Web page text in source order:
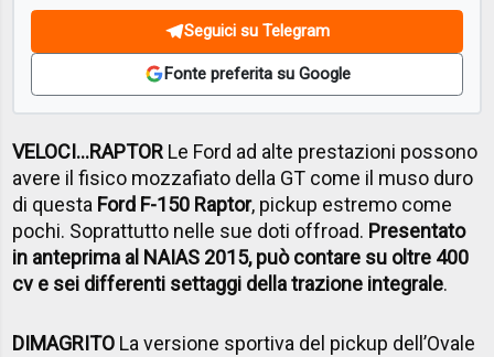
Seguici su Telegram
Fonte preferita su Google
VELOCI…RAPTOR Le Ford ad alte prestazioni possono
avere il fisico mozzafiato della GT come il muso duro
di questa Ford F-150 Raptor, pickup estremo come
pochi. Soprattutto nelle sue doti offroad. Presentato
in anteprima al NAIAS 2015, può contare su oltre 400
cv e sei differenti settaggi della trazione integrale.
DIMAGRITO La versione sportiva del pickup dell’Ovale